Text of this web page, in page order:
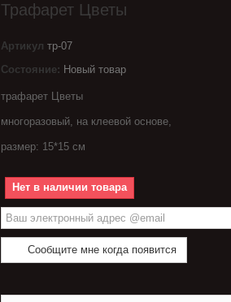
Трафарет Цветы
Артикул тр-07
Состояние: Новый товар
трафарет Цветы
многоразовый, на клеевой основе,
размер: 15*15 см
Нет в наличии товара
Сообщите мне когда появится